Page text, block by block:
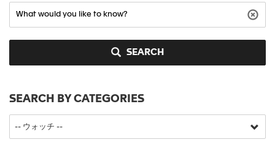
SEARCH
SEARCH BY CATEGORIES